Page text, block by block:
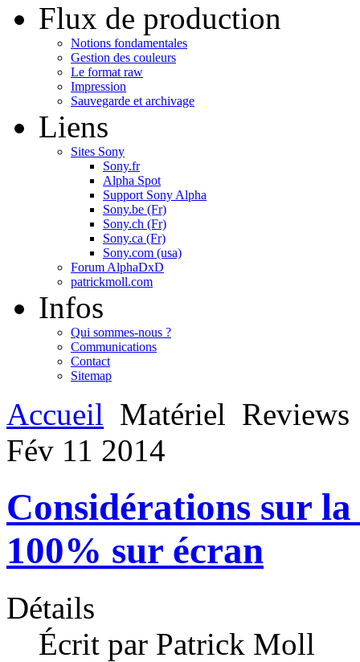
Flux de production
Notions fondamentales
Gestion des couleurs
Le format raw
Impression
Sauvegarde et archivage
Liens
Sites Sony
Sony.fr
Alpha Spot
Support Sony Alpha
Sony.be (Fr)
Sony.ch (Fr)
Sony.ca (Fr)
Sony.com (usa)
Forum AlphaDxD
patrickmoll.com
Infos
Qui sommes-nous ?
Communications
Contact
Sitemap
Accueil Matériel Reviews
Fév 11 2014
Considérations sur
100% sur écran
Détails
Écrit par Patrick Moll